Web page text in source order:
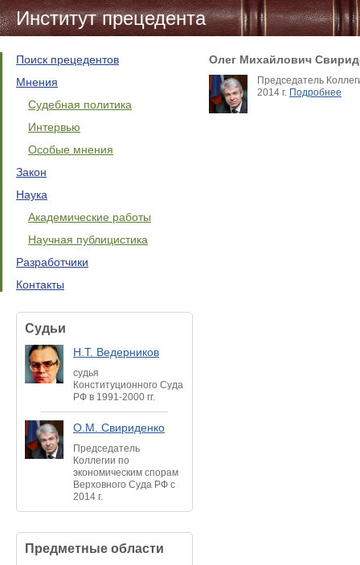
Институт прецедента
Поиск прецедентов
Мнения
Судебная политика
Интервью
Особые мнения
Закон
Наука
Академические работы
Научная публицистика
Разработчики
Контакты
Судьи
Н.Т. Ведерников
судья
Конституционного Суда
РФ в 1991-2000 гг.
О.М. Свириденко
Председатель
Коллегии по
экономическим спорам
Верховного Суда РФ с
2014 г.
Предметные области
Олег Михайлович
Председатель
2014 г. Подробнее